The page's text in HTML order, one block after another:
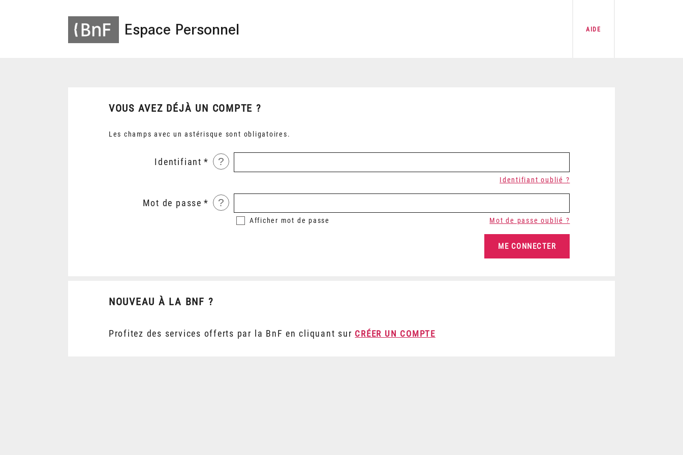
Espace Personnel AIDE
VOUS AVEZ DÉJÀ UN COMPTE ?
Les champs avec un astérisque sont obligatoires.
Identifiant ?
Identifiant oublié ?
Mot de passe ?
Afficher mot de passe Mot de passe oublié ?
NOUVEAU À LA BNF ?
Profitez des services offerts par la BnF en cliquant sur CRÉER UN COMPTE